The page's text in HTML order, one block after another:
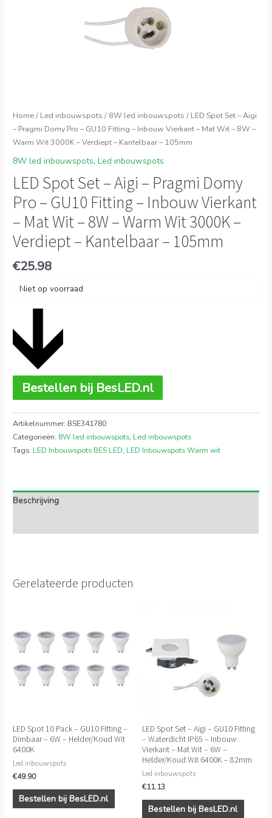
Home/ Led inbouwspots / 8W led inbouwspots / LED Spot Set – Aigi
– Pragmi Domy Pro – GU10 Fitting – Inbouw Vierkant – Mat Wit – 8W –
Warm Wit 3000K – Verdiept – Kantelbaar – 105mm
8W led inbouwspots,Led inbouwspots
LED Spot Set – Aigi – Pragmi Domy
Pro – GU10 Fitting – Inbouw Vierkant
– Mat Wit – 8W – Warm Wit 3000K –
Verdiept – Kantelbaar – 105mm
€25.98
Niet op voorraad
Bestellen bij BesLED.nl
Artikelnummer: BSE341780
Categorieën: 8W led inbouwspots, Led inbouwspots
Tags: LED Inbouwspots BES LED, LED Inbouwspots Warm wit
Beschrijving
Gerelateerde producten
LED Spot 10 Pack – GU10 Fitting –
Dimbaar – 6W – Helder/Koud Wit
6400K
Led inbouwspots
€49.90
Bestellen bij BesLED.nl
LED Spot Set – Aigi – GU10 Fitting
– Waterdicht IP65 – Inbouw
Vierkant – Mat Wit – 6W –
Helder/Koud Wit 6400K – 82mm
Led inbouwspots
€11.13
Bestellen bij BesLED.nl